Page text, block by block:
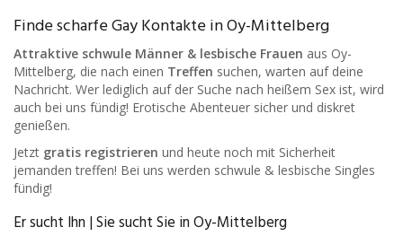
Finde scharfe Gay Kontakte in Oy-Mittelberg
Attraktive schwule Männer & lesbische Frauen aus Oy-
Mittelberg, die nach einen Treffen suchen, warten auf deine
Nachricht. Wer lediglich auf der Suche nach heißem Sex ist, wird
auch bei uns fündig! Erotische Abenteuer sicher und diskret
genießen.
Jetzt gratis registrieren und heute noch mit Sicherheit
jemanden treffen! Bei uns werden schwule & lesbische Singles
fündig!
Er sucht Ihn | Sie sucht Sie in Oy-Mittelberg